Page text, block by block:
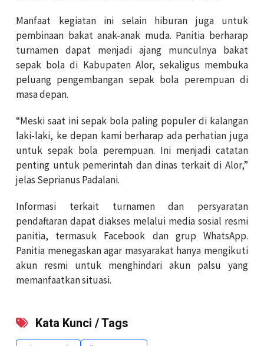
Manfaat kegiatan ini selain hiburan juga untuk
pembinaan bakat anak-anak muda. Panitia berharap
turnamen dapat menjadi ajang munculnya bakat
sepak bola di Kabupaten Alor, sekaligus membuka
peluang pengembangan sepak bola perempuan di
masa depan.
“Meski saat ini sepak bola paling populer di kalangan
laki-laki, ke depan kami berharap ada perhatian juga
untuk sepak bola perempuan. Ini menjadi catatan
penting untuk pemerintah dan dinas terkait di Alor,”
jelas Seprianus Padalani.
Informasi terkait turnamen dan persyaratan
pendaftaran dapat diakses melalui media sosial resmi
panitia, termasuk Facebook dan grup WhatsApp.
Panitia menegaskan agar masyarakat hanya mengikuti
akun resmi untuk menghindari akun palsu yang
memanfaatkan situasi.
Kata Kunci / Tags